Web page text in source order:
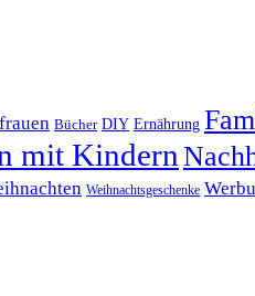
Bücher DIY Ernährung
mit Kindern
Weihnachtsgeschenke